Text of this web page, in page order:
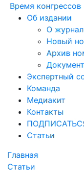
Время конгрессов
Об издании
О
Новый
Архив
Экспертный
Команда
Медиакит
Контакты
Статьи
Главная
Статьи